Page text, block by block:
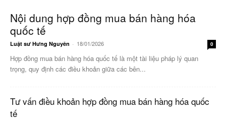
Nội dung hợp đồng mua bán hàng hóa
quốc tế
Luật sư Hưng Nguyên - 18/01/2026 0
Hợp đồng mua bán hàng hóa quốc tế là một tài liệu pháp lý quan
trọng, quy định các điều khoản giữa các bên...
Tư vấn điều khoản hợp đồng mua bán hàng hóa quốc
tế